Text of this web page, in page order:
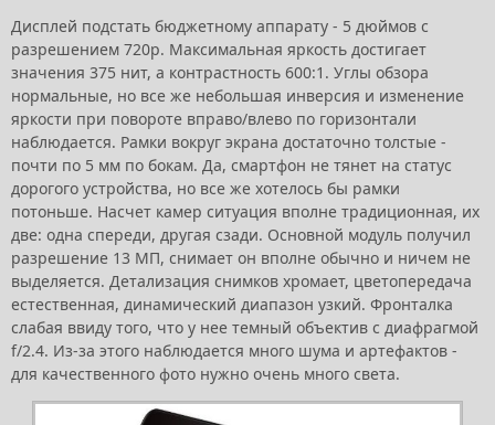
Дисплей подстать бюджетному аппарату - 5 дюймов с
разрешением 720р. Максимальная яркость достигает
значения 375 нит, а контрастность 600:1. Углы обзора
нормальные, но все же небольшая инверсия и изменение
яркости при повороте вправо/влево по горизонтали
наблюдается. Рамки вокруг экрана достаточно толстые -
почти по 5 мм по бокам. Да, смартфон не тянет на статус
дорогого устройства, но все же хотелось бы рамки
потоньше. Насчет камер ситуация вполне традиционная, их
две: одна спереди, другая сзади. Основной модуль получил
разрешение 13 МП, снимает он вполне обычно и ничем не
выделяется. Детализация снимков хромает, цветопередача
естественная, динамический диапазон узкий. Фронталка
слабая ввиду того, что у нее темный объектив с диафрагмой
f/2.4. Из-за этого наблюдается много шума и артефактов -
для качественного фото нужно очень много света.